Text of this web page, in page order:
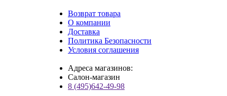
Возврат товара
О компании
Доставка
Политика Безопасности
Условия соглашения
Адреса магазинов:
Салон-магазин
8 (495)642-49-98